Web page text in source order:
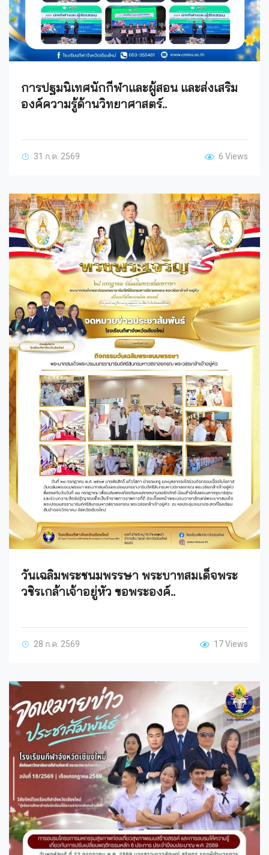
การปฐมนิเทศนักกีฬาและผู้สอน และส่งเสริม
องค์ความรู้ด้านวิทยาศาสตร์..
31 ก.ค. 2569 6 Views
วันเฉลิมพระชนมพรรษา พระบาทสมเด็จพระ
วชิรเกล้าเจ้าอยู่หัว ขอพระองค์..
28 ก.ค. 2569 17 Views